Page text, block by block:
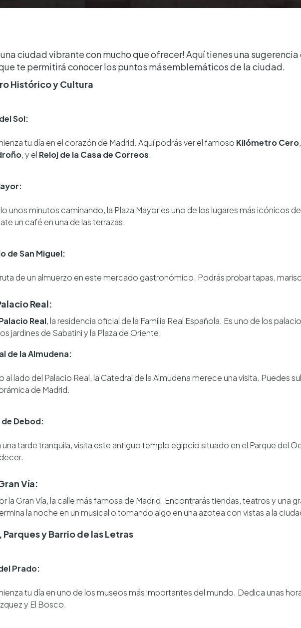
una ciudad vibrante con mucho que ofrecer! Aquí tienes una
te permitirá conocer los puntos másemblemáticos de la ciudad.
Histórico y Cultura
Sol:
tu día en el corazón de Madrid. Aquí podrás ver el famoso Kilómetro Cero
, y el Reloj de la Casa de Correos.
unos minutos caminando, la Plaza Mayor es uno de los lugares más icónicos
un café en una de las terrazas.
de San Miguel:
de un almuerzo en este mercado gastronómico. Podrás probar tapas,
Real:
Real, la residencia oficial de la Familia Real Española. Es uno de los
jardines de Sabatini y la Plaza de Oriente.
de la Almudena:
al lado del Palacio Real, la Catedral de la Almudena merece una visita. Puedes
de Madrid.
Debod:
una tarde tranquila, visita este antiguo templo egipcio situado en el Parque del
Vía:
la Gran Vía, la calle más famosa de Madrid. Encontrarás tiendas, teatros y una
la noche en un musical o tomando algo en una azotea con vistas a la
Parques y Barrio de las Letras
Prado:
tu día en uno de los museos más importantes del mundo. Dedica unas
y El Bosco.